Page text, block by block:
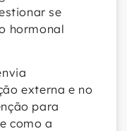
se
hormonal
externa e no
para
como a